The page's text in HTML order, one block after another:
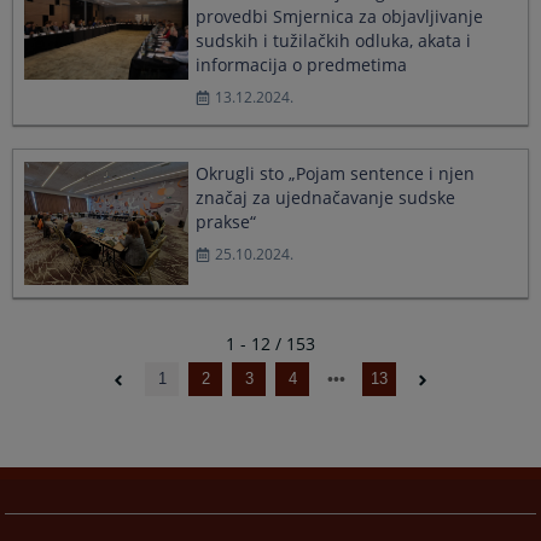
provedbi Smjernica za objavljivanje
sudskih i tužilačkih odluka, akata i
informacija o predmetima
13.12.2024.
Okrugli sto „Pojam sentence i njen
značaj za ujednačavanje sudske
prakse“
25.10.2024.
1 - 12 / 153
1 2 3 4 13